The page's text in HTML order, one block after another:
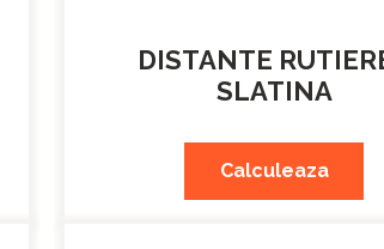
DISTANTE
SLATINA
Calculeaza